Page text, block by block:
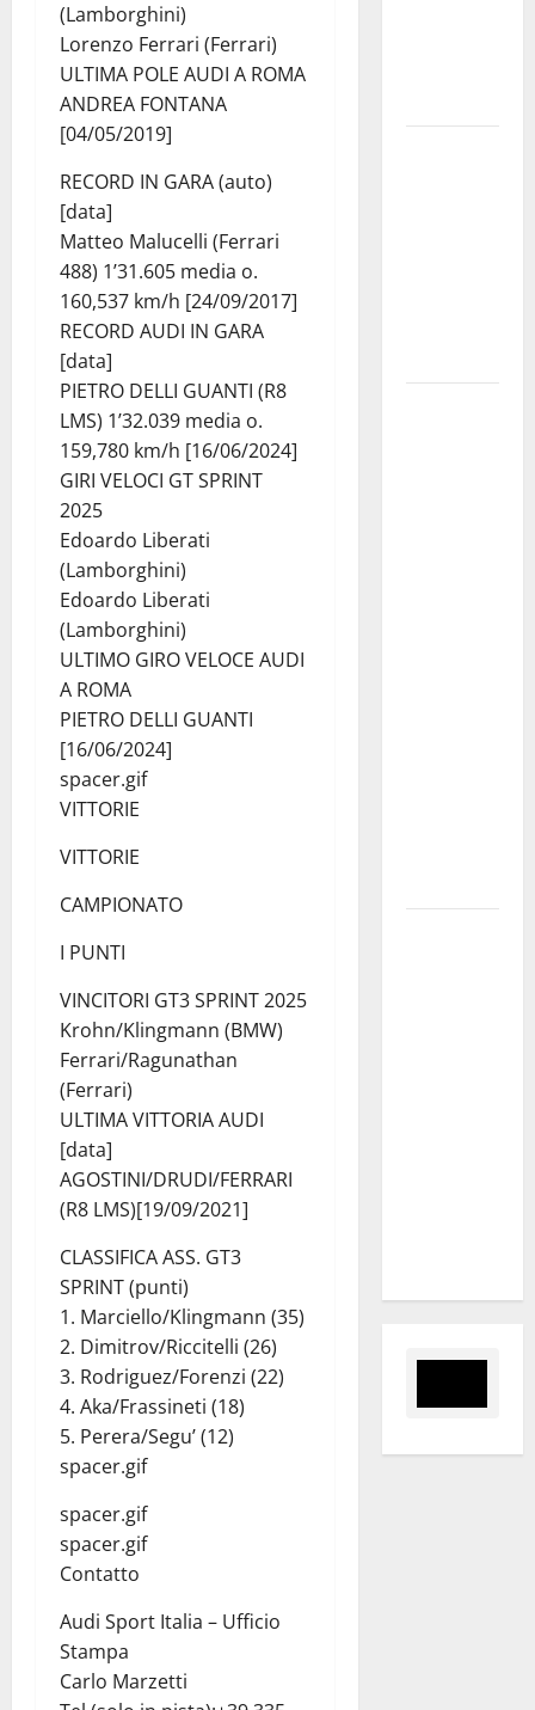
(Lamborghini)
Lorenzo Ferrari (Ferrari)
ULTIMA POLE AUDI A ROMA
ANDREA FONTANA
[04/05/2019]
RECORD IN GARA (auto)
[data]
Matteo Malucelli (Ferrari
488) 1’31.605 media o.
160,537 km/h [24/09/2017]
RECORD AUDI IN GARA
[data]
PIETRO DELLI GUANTI (R8
LMS) 1’32.039 media o.
159,780 km/h [16/06/2024]
GIRI VELOCI GT SPRINT
2025
Edoardo Liberati
(Lamborghini)
Edoardo Liberati
(Lamborghini)
ULTIMO GIRO VELOCE AUDI
A ROMA
PIETRO DELLI GUANTI
[16/06/2024]
spacer.gif
VITTORIE
VITTORIE
CAMPIONATO
I PUNTI
VINCITORI GT3 SPRINT 2025
Krohn/Klingmann (BMW)
Ferrari/Ragunathan
(Ferrari)
ULTIMA VITTORIA AUDI
[data]
AGOSTINI/DRUDI/FERRARI
(R8 LMS)[19/09/2021]
CLASSIFICA ASS. GT3
SPRINT (punti)
1. Marciello/Klingmann (35)
2. Dimitrov/Riccitelli (26)
3. Rodriguez/Forenzi (22)
4. Aka/Frassineti (18)
5. Perera/Segu’ (12)
spacer.gif
spacer.gif
spacer.gif
Contatto
Audi Sport Italia – Ufficio
Stampa
Carlo Marzetti